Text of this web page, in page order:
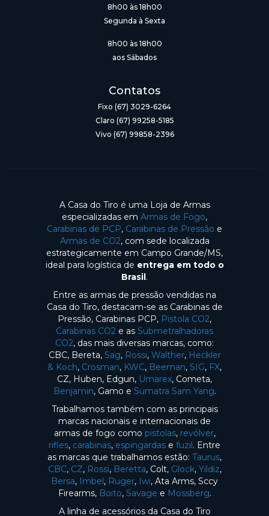
8h00 às 18h00
Segunda à Sexta
8h00 às 18h00
aos Sábados
Contatos
Fixo (67) 3029-6264
Claro (67) 99258-5185
Vivo (67) 99858-2396
A Casa do Tiro é uma Loja de Armas
especializadas em Armas de Fogo,
Carabinas de PCP, Carabinas de Pressão e
Armas de CO2, com sede localizada
estrategicamente em Campo Grande/MS,
ideal para logística de entrega em todo o
Brasil.
Entre as armas de pressão vendidas na
Casa do Tiro, destacam-se as Carabinas de
Pressão, Carabinas PCP, Pistola CO2,
Carabinas CO2 e as Submetralhadoras
CO2, das mais diversas marcas, como:
CBC, Bereta, Sag, Rossi, Walther, Heckler
& Koch, Crosman, KWC, Beeman, SIG, FX,
CZ, Huben, Edgun, Umarex, Cometa,
Benjamin, Gamo e Sumatra Sam Yang.
Trabalhamos também com as principais
marcas nacionais e internacionais de
armas de fogo como pistolas, revólver,
rifles, carabinas, espingardas e fuzil. Entre
as marcas que trabalhamos estão: Taurus,
CBC, CZ, Rossi, Beretta, Colt, Glock, Yildiz,
Bersa, Imbel, Ruger, Iwi, Ata Arms, Sccy
Firearms, Boito, Savage e Mossberg.
A linha de acessórios da Casa do Tiro